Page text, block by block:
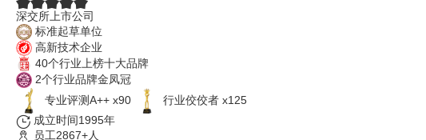
深交所上市公司
标准起草单位
高新技术企业
40个行业上榜十大品牌
2个行业品牌金凤冠
专业​评测A++ x90
行业佼佼者 x125
成立时间1995年
员工2867+人